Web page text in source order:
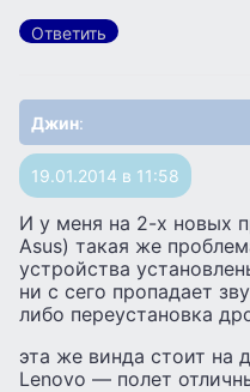
Ответить
Джин:
19.01.2014 в 11:58
И у меня на 2-х новых
Asus) такая же
устройства
ни с сего пропадает
либо переустановка
эта же винда стоит на
Lenovo — полет